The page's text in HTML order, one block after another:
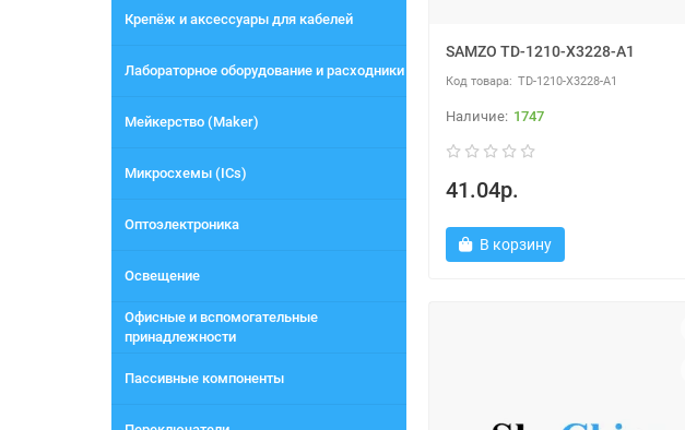
Крепёж и аксессуары для кабелей
Лабораторное оборудование и расходники
Мейкерство (Maker)
Микросхемы (ICs)
Оптоэлектроника
Освещение
Офисные и вспомогательные
принадлежности
Пассивные компоненты
SAMZO TD-1210-X3228-A1
TD-1210-X3228-A1
1747
41.04р.
В корзину